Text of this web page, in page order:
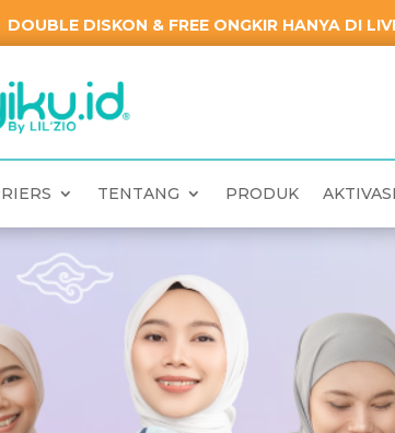
DOUBLE DISKON & FREE ONGKIR HANYA DI
TENTANG PRODUK AKTIVASI